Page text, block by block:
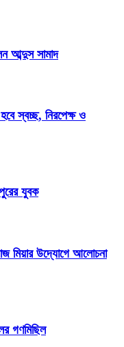
আব্দুস সামাদ
হবে স্বচ্ছ, নিরপেক্ষ ও
যুবক
মিয়ার উদ্যোগে আলোচনা
গণমিছিল